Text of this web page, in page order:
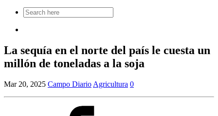
Search
for:
La sequía en el norte del país le cuesta un
millón de toneladas a la soja
Mar 20, 2025 Campo Diario Agricultura 0